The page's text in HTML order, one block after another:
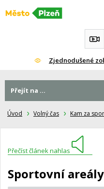
Přeskočit
Zjednodušené
Úvod Volný čas Kam za
Přečíst článek nahlas
Sportovní areály
Přejít na ...